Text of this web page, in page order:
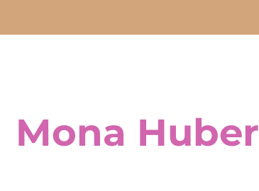
Mona Huber